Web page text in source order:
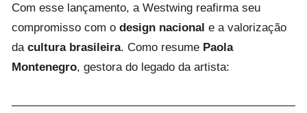
Com esse lançamento, a Westwing reafirma seu
compromisso com o design nacional e a valorização
da cultura brasileira. Como resume Paola
Montenegro, gestora do legado da artista: